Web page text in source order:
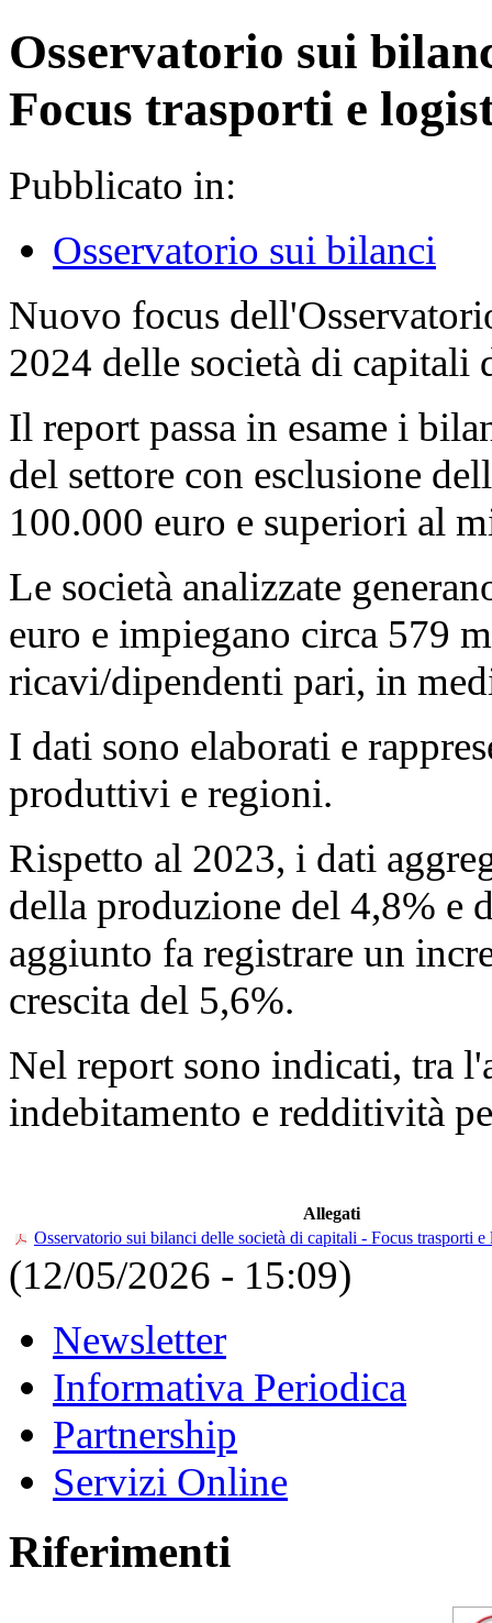
Osservatorio sui
Focus trasporti e
Pubblicato in:
Osservatorio sui bilanci
Nuovo focus
2024 delle società di capitali
Il report passa in esame i
del settore con esclusione
100.000 euro e superiori al
Le società analizzate
euro e impiegano circa 579
ricavi/dipendenti pari, in
I dati sono elaborati e
produttivi e regioni.
Rispetto al 2023, i dati
della produzione del 4,8% e
aggiunto fa registrare un
crescita del 5,6%.
Nel report sono indicati, tra
indebitamento e redditività
Allegati
Osservatorio sui bilanci delle società di capitali - Focus trasporti
(12/05/2026 - 15:09)
Newsletter
Informativa Periodica
Partnership
Servizi Online
Riferimenti